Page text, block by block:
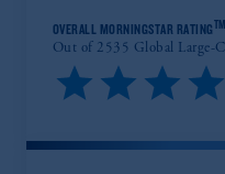
OVERALL MORNINGSTAR RATINGTM
Out of 2535 Global Large-